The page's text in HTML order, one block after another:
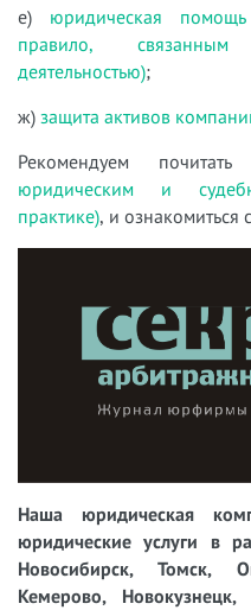
е) юридическая
правило, связанным
деятельностью);
ж) защита активов
Рекомендуем почитать
юридическим и
практике), и ознакомиться
Наша юридическая
юридические услуги в
Новосибирск, Томск,
Кемерово, Новокузнецк,